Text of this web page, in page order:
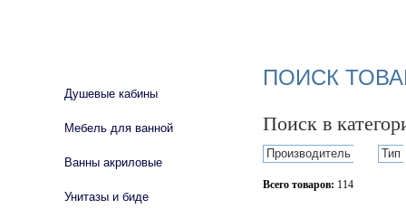
ПОИСК
Поиск в
Производитель Тип
Всего товаров: 114
Душевые кабины
Мебель для ванной
Ванны акриловые
Унитазы и биде